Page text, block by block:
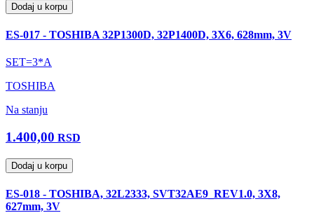
Dodaj u korpu
ES-017 - TOSHIBA 32P1300D, 32P1400D, 3X6, 628mm, 3V
SET=3*A
TOSHIBA
Na stanju
1.400,00 RSD
Dodaj u korpu
ES-018 - TOSHIBA, 32L2333, SVT32AE9_REV1.0, 3X8,
627mm, 3V